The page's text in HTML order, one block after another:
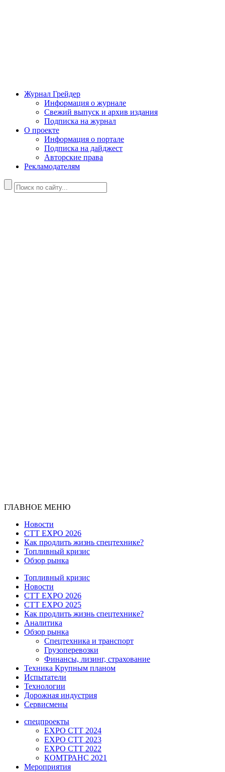
Журнал Грейдер
Информация о журнале
Свежий выпуск и архив издания
Подписка на журнал
О проекте
Информация о портале
Подписка на дайджест
Авторские права
Рекламодателям
ГЛАВНОЕ МЕНЮ
Новости
CTT EXPO 2026
Как продлить жизнь спецтехнике?
Топливный кризис
Обзор рынка
Топливный кризис
Новости
CTT EXPO 2026
CTT EXPO 2025
Как продлить жизнь спецтехнике?
Аналитика
Обзор рынка
Спецтехника и транспорт
Грузоперевозки
Финансы, лизинг, страхование
Техника Крупным планом
Испытатели
Технологии
Дорожная индустрия
Сервисмены
спецпроекты
EXPO CTT 2024
EXPO CTT 2023
EXPO CTT 2022
КОМТРАНС 2021
Мероприятия